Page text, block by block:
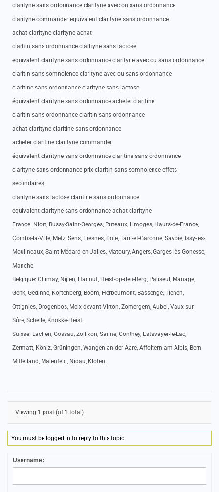
clarityne sans ordonnance clarityne avec ou sans ordonnance
clarityne commander equivalent clarityne sans ordonnance
achat clarityne clarityne achat
claritin sans ordonnance clarityne sans lactose
equivalent clarityne sans ordonnance clarityne avec ou sans ordonnance
claritin sans somnolence clarityne avec ou sans ordonnance
claritine sans ordonnance clarityne sans lactose
équivalent clarityne sans ordonnance acheter claritine
claritin sans ordonnance claritin sans ordonnance
achat clarityne claritine sans ordonnance
acheter claritine clarityne commander
équivalent clarityne sans ordonnance claritine sans ordonnance
clarityne sans ordonnance prix claritin sans somnolence effets
secondaires
clarityne sans lactose claritine sans ordonnance
équivalent clarityne sans ordonnance achat clarityne
France: Niort, Bussy-Saint-Georges, Puteaux, Limoges, Hauts-de-France,
Combs-la-Ville, Metz, Sens, Fresnes, Dole, Tarn-et-Garonne, Savoie, Issy-les-
Moulineaux, Saint-Médard-en-Jalles, Matoury, Angers, Garges-lès-Gonesse,
Manche.
Belgique: Chimay, Nijlen, Hannut, Heist-op-den-Berg, Paliseul, Manage,
Genk, Gedinne, Kortenberg, Boom, Herbeumont, Bassenge, Tienen,
Ottignies, Drogenbos, Meix-devant-Virton, Zomergem, Aubel, Vaux-sur-
Sûre, Schelle, Knokke-Heist.
Suisse: Lachen, Gossau, Zollikon, Sarine, Conthey, Estavayer-le-Lac,
Zermatt, Köniz, Grüningen, Wangen an der Aare, Affoltern am Albis, Bern-
Mittelland, Maienfeld, Nidau, Kloten.
Viewing 1 post (of 1 total)
You must be logged in to reply to this topic.
Username: